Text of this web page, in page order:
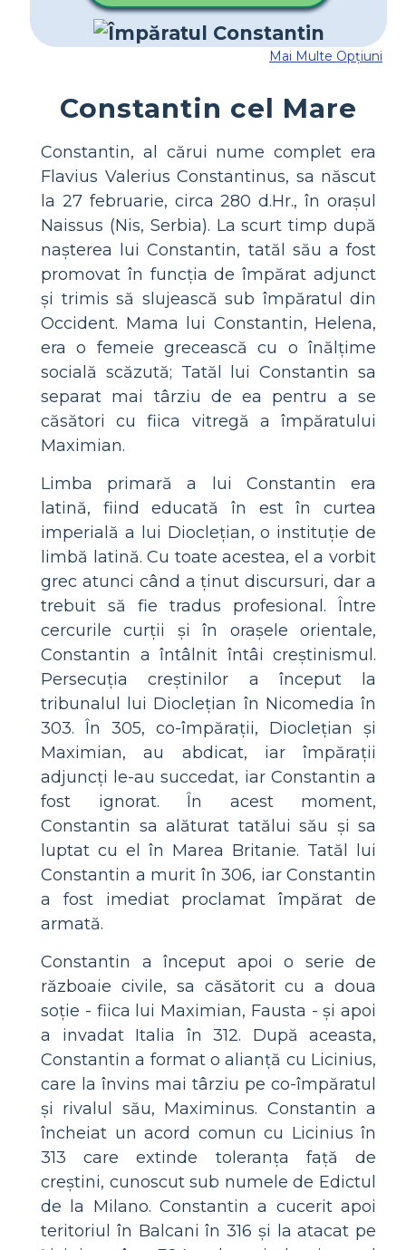
Mai Multe Opțiuni
Constantin cel Mare
Constantin, al cărui nume complet era
Flavius ​​Valerius Constantinus, sa născut
la 27 februarie, circa 280 d.Hr., în orașul
Naissus (Nis, Serbia). La scurt timp după
nașterea lui Constantin, tatăl său a fost
promovat în funcția de împărat adjunct
și trimis să slujească sub împăratul din
Occident. Mama lui Constantin, Helena,
era o femeie grecească cu o înălțime
socială scăzută; Tatăl lui Constantin sa
separat mai târziu de ea pentru a se
căsători cu fiica vitregă a împăratului
Maximian.
Limba primară a lui Constantin era
latină, fiind educată în est în curtea
imperială a lui Dioclețian, o instituție de
limbă latină. Cu toate acestea, el a vorbit
grec atunci când a ținut discursuri, dar a
trebuit să fie tradus profesional. Între
cercurile curții și în orașele orientale,
Constantin a întâlnit întâi creștinismul.
Persecuția creștinilor a început la
tribunalul lui Dioclețian în Nicomedia în
303. În 305, co-împărații, Dioclețian și
Maximian, au abdicat, iar împărații
adjuncți le-au succedat, iar Constantin a
fost ignorat. În acest moment,
Constantin sa alăturat tatălui său și sa
luptat cu el în Marea Britanie. Tatăl lui
Constantin a murit în 306, iar Constantin
a fost imediat proclamat împărat de
armată.
Constantin a început apoi o serie de
războaie civile, sa căsătorit cu a doua
soție - fiica lui Maximian, Fausta - și apoi
a invadat Italia în 312. După aceasta,
Constantin a format o alianță cu Licinius,
care la învins mai târziu pe co-împăratul
și rivalul său, Maximinus. Constantin a
încheiat un acord comun cu Licinius în
313 care extinde toleranța față de
creștini, cunoscut sub numele de Edictul
de la Milano. Constantin a cucerit apoi
teritoriul în Balcani în 316 și la atacat pe